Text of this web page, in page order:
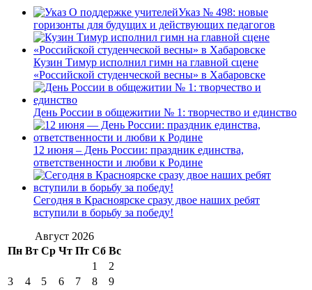
Указ № 498: новые
горизонты для будущих и действующих педагогов
Кузин Тимур исполнил гимн на главной сцене
«Российской студенческой весны» в Хабаровске
День России в общежитии № 1: творчество и единство
12 июня – День России: праздник единства,
ответственности и любви к Родине
Сегодня в Красноярске сразу двое наших ребят
вступили в борьбу за победу!
Август 2026
Пн Вт Ср Чт Пт Сб Вс
1
2
3
4 5 6 7 8
9